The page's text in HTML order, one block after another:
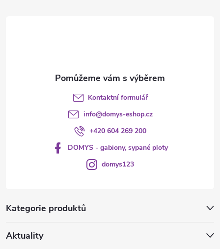
Kategorie produktů
Aktuality
Kontaktní formulář
info@domys-eshop.cz
+420 604 269 200
DOMYS - gabiony, sypané ploty
domys123